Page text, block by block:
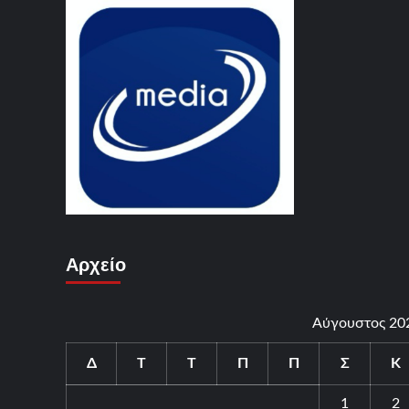
Αρχείο
Αύγουστος
Δ Τ Τ Π Π Σ Κ
1 2